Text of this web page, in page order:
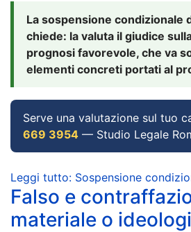
La sospensione condizionale
chiede: la valuta il giudice
prognosi favorevole, che va
elementi concreti portati al
Serve una valutazione sul tuo
669 3954 — Studio Legale
Leggi tutto: Sospensione
Falso e
materiale o